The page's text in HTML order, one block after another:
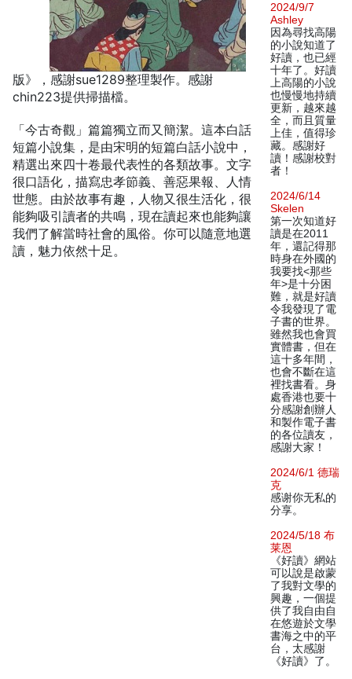
版》，感謝sue1289整理製作。感謝
chin223提供掃描檔。
「今古奇觀」篇篇獨立而又簡潔。這本白話
短篇小說集，是由宋明的短篇白話小說中，
精選出來四十卷最代表性的各類故事。文字
很口語化，描寫忠孝節義、善惡果報、人情
世態。由於故事有趣，人物又很生活化，很
能夠吸引讀者的共鳴，現在讀起來也能夠讓
我們了解當時社會的風俗。你可以隨意地選
讀，魅力依然十足。
2024/9/7
Ashley
因為尋找高陽
的小說知道了
好讀，也已經
十年了。好讀
上高陽的小說
也慢慢地持續
更新，越來越
全，而且質量
上佳，值得珍
藏。感謝好
讀！感謝校對
者！
2024/6/14
Skelen
第一次知道好
讀是在2011
年，還記得那
時身在外國的
我要找<那些
年>是十分困
難，就是好讀
令我發現了電
子書的世界。
雖然我也會買
實體書，但在
這十多年間，
也會不斷在這
裡找書看。身
處香港也要十
分感謝創辦人
和製作電子書
的各位讀友，
感謝大家！
2024/6/1 德瑞
克
感谢你无私的
分享。
2024/5/18 布
莱恩
《好讀》網站
可以說是啟蒙
了我對文學的
興趣，一個提
供了我自由自
在悠遊於文學
書海之中的平
台，太感謝
《好讀》了。